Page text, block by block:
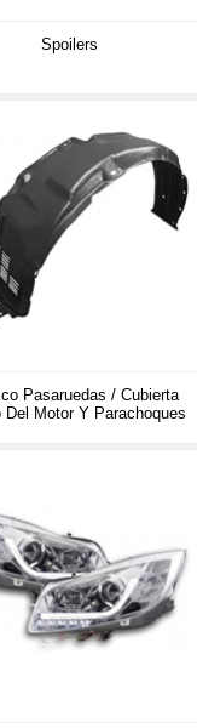
Spoilers
Pasaruedas / Cubierta
Del Motor Y Parachoques